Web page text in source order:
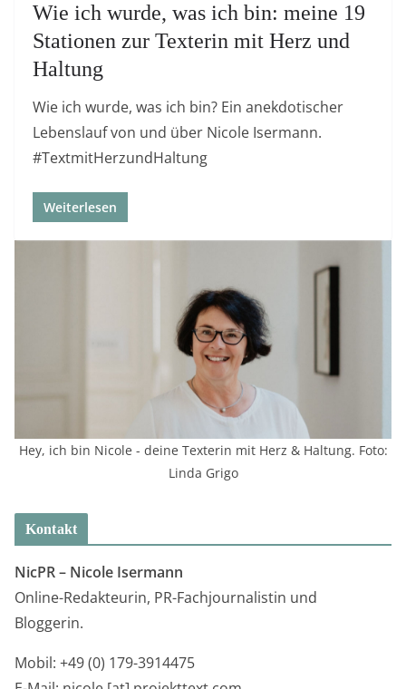
Wie ich wurde, was ich bin: meine 19
Stationen zur Texterin mit Herz und
Haltung
Wie ich wurde, was ich bin? Ein anekdotischer
Lebenslauf von und über Nicole Isermann.
#TextmitHerzundHaltung
Weiterlesen
Hey, ich bin Nicole - deine Texterin mit Herz & Haltung. Foto:
Linda Grigo
Kontakt
NicPR – Nicole Isermann
Online-Redakteurin, PR-Fachjournalistin und
Bloggerin.
Mobil: +49 (0) 179-3914475